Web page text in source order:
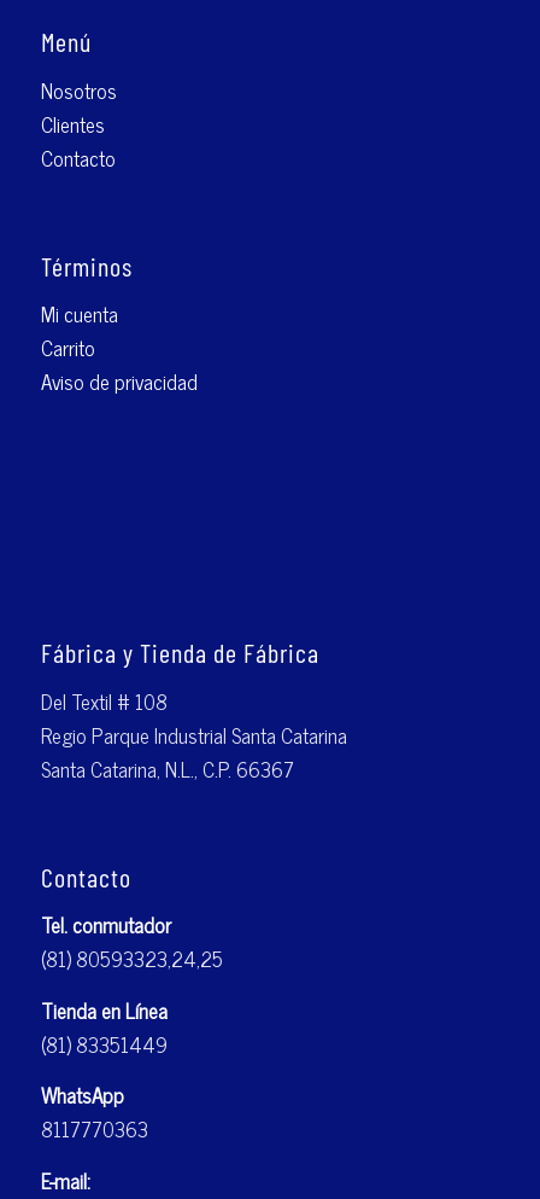
Menú
Nosotros
Clientes
Contacto
Términos
Mi cuenta
Carrito
Aviso de privacidad
Fábrica y Tienda de Fábrica
Del Textil # 108
Regio Parque Industrial Santa Catarina
Santa Catarina, N.L., C.P. 66367
Contacto
Tel. conmutador
(81) 80593323,24,25
Tienda en Línea
(81) 83351449
WhatsApp
8117770363
E-mail: